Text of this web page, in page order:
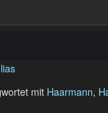
mit Haarmann,